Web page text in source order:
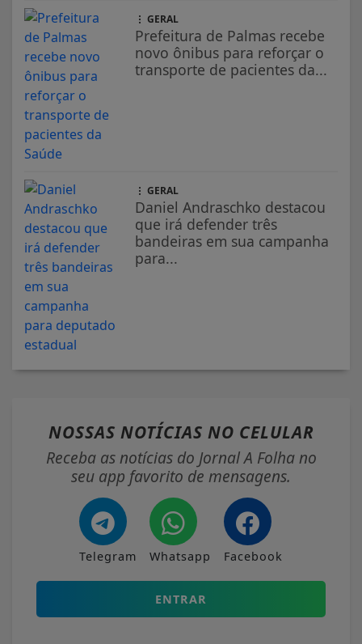
GERAL
Prefeitura de Palmas recebe
novo ônibus para reforçar o
transporte de pacientes da...
GERAL
Daniel Andraschko destacou
que irá defender três
bandeiras em sua campanha
para...
NOSSAS NOTÍCIAS NO CELULAR
Receba as notícias do Jornal A Folha no
seu app favorito de mensagens.
Telegram Whatsapp Facebook
ENTRAR